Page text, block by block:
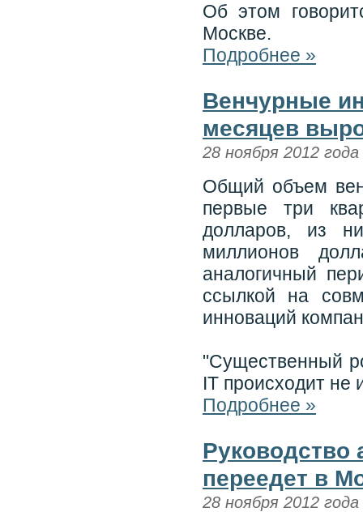
Об этом
Москве.
Подробнее »
Венчурные
месяцев
28 ноября 2012 года
Общий объем
первые три
долларов, из
миллионов
аналогичный
ссылкой на
инноваций
"Существенный
IT происходит не
Подробнее »
Руководство
переедет в
28 ноября 2012 года